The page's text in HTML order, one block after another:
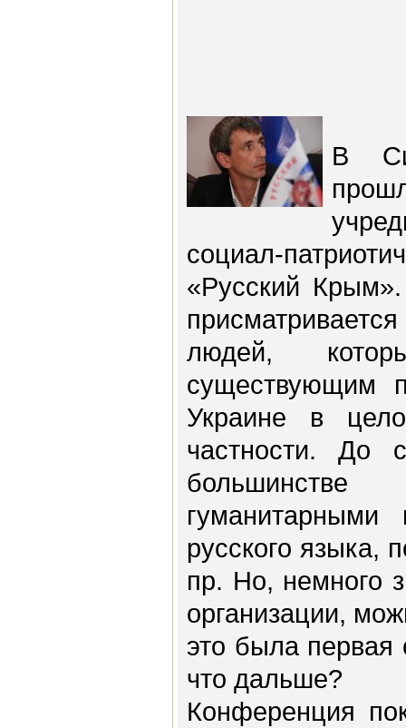
В
социал-
«Русский
людей,
существующим
Украине в
частности. До
русского языка,
пр. Но, немного
организации,
это была первая
что дальше?
Конференция